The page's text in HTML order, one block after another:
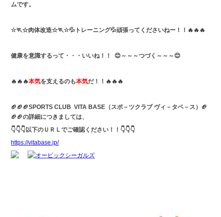
ムです。
☆🏃☆肉体改造☆🏃☆💦トレーニング💦頑張ってくださいねー！！🔥🔥🔥
健康を意識するって・・・いいね！！ 😊～～～つづく～～～😊
🔥🔥🔥本気を支えるのも本気だ！！🔥🔥 🔥
🏈🏈🏈SPORTS CLUB VITA BASE（スポ－ツクラブ ヴィ－タベ－ス）🏈
🏈🏈の詳細につきましては、
👇👇👇以下のＵＲＬでご確認ください！！👇👇👇
https://vitabase.jp/